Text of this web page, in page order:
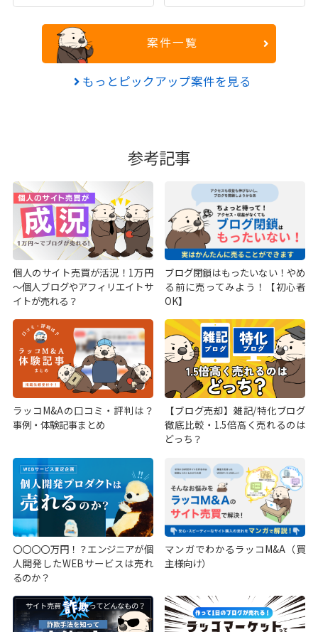
案件一覧
もっとピックアップ案件を見る
参考記事
個人のサイト売買が活況！1万円
～個人ブログやアフィリエイトサ
イトが売れる？
ブログ閉鎖はもったいない！やめ
る前に売ってみよう！【初心者
OK】
ラッコM&Aの口コミ・評判は？
事例・体験記事まとめ
【ブログ売却】雑記/特化ブログ
徹底比較・1.5倍高く売れるのは
どっち？
〇〇〇〇万円！？エンジニアが個
人開発したWEBサービスは売れ
るのか？
マンガでわかるラッコM&A（買
主様向け）